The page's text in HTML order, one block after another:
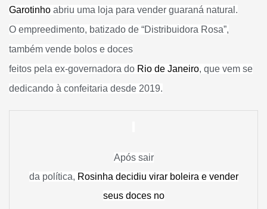
Garotinho abriu uma loja para vender guaraná natural.
O empreedimento, batizado de “Distribuidora Rosa”,
também vende bolos e doces
feitos pela ex-governadora do Rio de Janeiro, que vem se
dedicando à confeitaria desde 2019.
Após sair
da política, Rosinha decidiu virar boleira e vender
seus doces no